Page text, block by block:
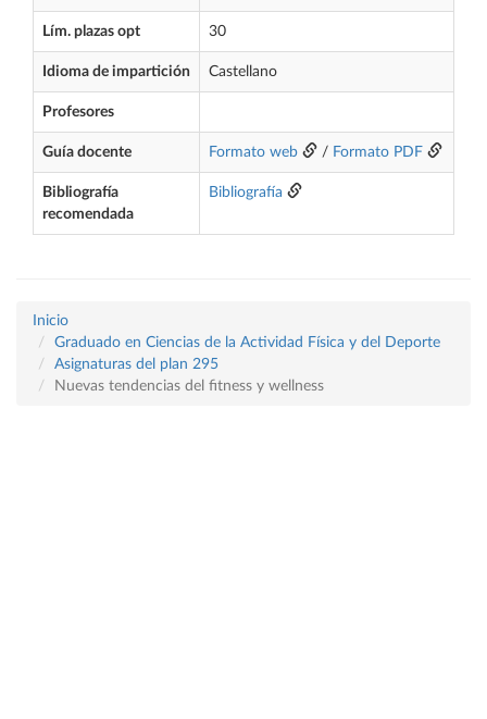
Lím. plazas opt 30
Idioma de impartición Castellano
Profesores
Guía docente Formato web / Formato PDF
Bibliografía
recomendada
Bibliografía
Inicio
Graduado en Ciencias de la Actividad Física y del Deporte
Asignaturas del plan 295
Nuevas tendencias del fitness y wellness